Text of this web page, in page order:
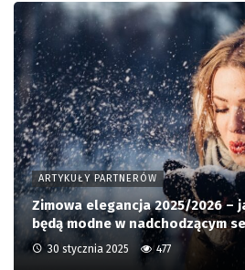
ARTYKUŁY PARTNERÓW
Zimowa elegancja 2025/2026 –
będą modne w nadchodzącym
30 stycznia 2025 477